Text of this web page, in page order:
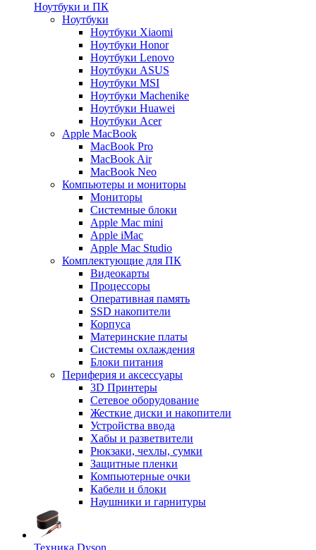
Ноутбуки и ПК
Ноутбуки
Ноутбуки Xiaomi
Ноутбуки Honor
Ноутбуки Lenovo
Ноутбуки ASUS
Ноутбуки MSI
Ноутбуки Machenike
Ноутбуки Huawei
Ноутбуки Acer
Apple MacBook
MacBook Pro
MacBook Air
MacBook Neo
Компьютеры и мониторы
Мониторы
Системные блоки
Apple Mac mini
Apple iMac
Apple Mac Studio
Комплектующие для ПК
Видеокарты
Процессоры
Оперативная память
SSD накопители
Корпуса
Материнские платы
Системы охлаждения
Блоки питания
Периферия и аксессуары
3D Принтеры
Сетевое оборудование
Жесткие диски и накопители
Устройства ввода
Хабы и разветвители
Рюкзаки, чехлы, сумки
Защитные пленки
Компьютерные очки
Кабели и блоки
Наушники и гарнитуры
Техника Dyson